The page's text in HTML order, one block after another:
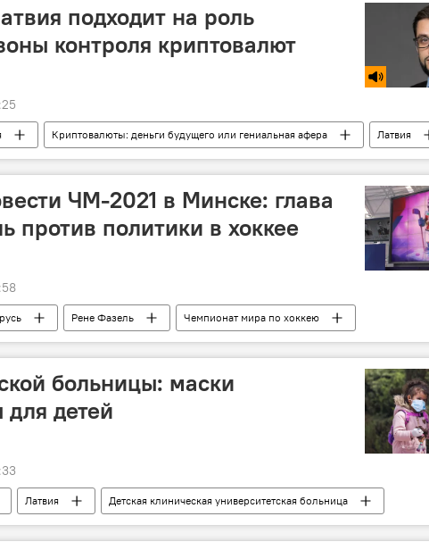
подходит на роль
контроля криптовалют
Криптовалюты: деньги будущего или гениальная афера
Латвия
Юсуфов криптовалюта
ЧМ-2021 в Минске: глава
против политики в хоккее
Рене Фазель
Чемпионат мира по хоккею
больницы: маски
детей
Латвия Детская клиническая университетская больница